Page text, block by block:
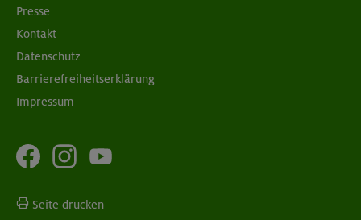
Presse
Kontakt
Datenschutz
Barrierefreiheitserklärung
Impressum
Seite drucken